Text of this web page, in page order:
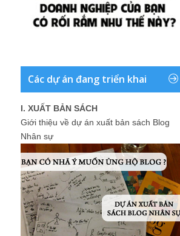
Các dự án đang triển khai
I. XUẤT BẢN SÁCH
Giới thiệu về dự án xuất bản sách Blog
Nhân sự